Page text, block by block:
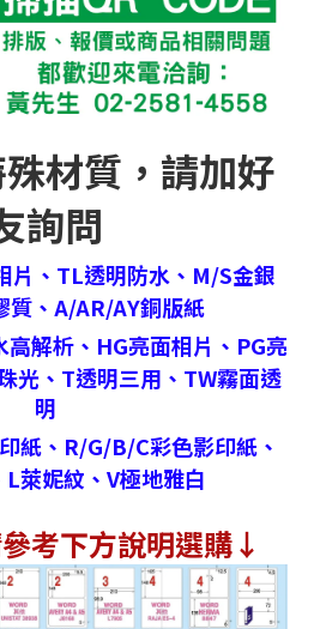
材質，請加好
詢問
片、 TL透明防水、 M/S金銀
質、 A/AR/AY銅版紙
解析、 HG亮面相片、 PG亮
光、 T透明三用、 TW霧面透
明
紙、 R/G/B/C彩色影印紙、
L萊妮紋、 V極地雅白
考下方說明選購↓